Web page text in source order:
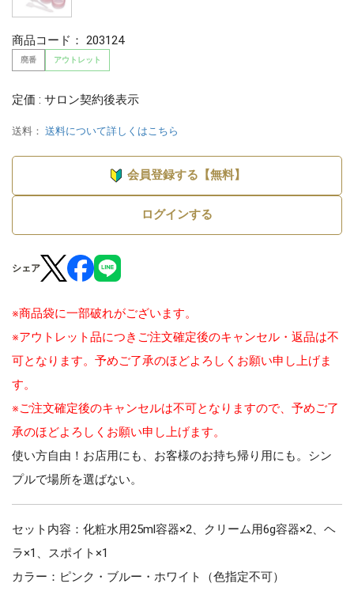
商品コード： 203124
廃番 アウトレット
定価 : サロン契約後表示
送料： 送料について詳しくはこちら
会員登録する【無料】
ログインする
シェア
※商品袋に一部破れがございます。
※アウトレット品につきご注文確定後のキャンセル・返品は不
可となります。予めご了承のほどよろしくお願い申し上げま
す。
※ご注文確定後のキャンセルは不可となりますので、予めご了
承のほどよろしくお願い申し上げます。
使い方自由！お店用にも、お客様のお持ち帰り用にも。シン
プルで場所を選ばない。
セット内容：化粧水用25ml容器×2、クリーム用6g容器×2、ヘ
ラ×1、スポイト×1
カラー：ピンク・ブルー・ホワイト（色指定不可）